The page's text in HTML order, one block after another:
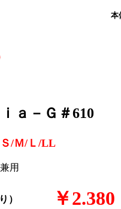
本
￥2.380
）
ａ－Ｇ＃610
用
Ｓ/Ｍ/Ｌ/LL